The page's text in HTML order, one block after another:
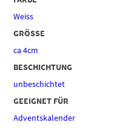
Weiss
GRÖSSE
ca 4cm
BESCHICHTUNG
unbeschichtet
GEEIGNET FÜR
Adventskalender